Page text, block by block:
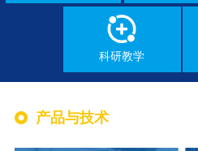
科研教学
产品与技术